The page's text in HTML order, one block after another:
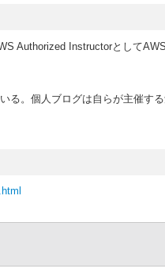
Authorized Instructorとして
る。個人ブログは自らが主催す